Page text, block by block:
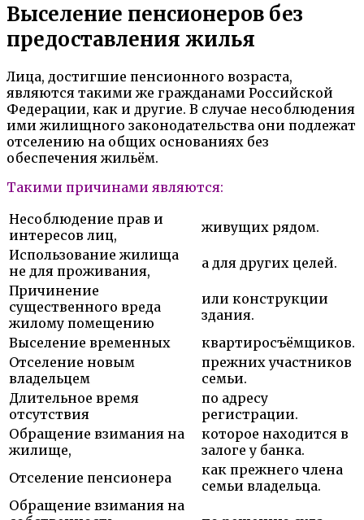
Выселение пенсионеров без
предоставления жилья
Лица, достигшие пенсионного возраста,
являются такими же гражданами Российской
Федерации, как и другие. В случае несоблюдения
ими жилищного законодательства они подлежат
отселению на общих основаниях без
обеспечения жильём.
Такими причинами являются:
Несоблюдение прав и
интересов лиц,
живущих рядом.
Использование жилища
не для проживания,
а для других целей.
Причинение
существенного вреда
жилому помещению
или конструкции
здания.
Выселение временных
квартиросъёмщиков.
Отселение новым
владельцем
прежних участников
семьи.
Длительное время
отсутствия
по адресу
регистрации.
Обращение взимания на
жилище,
которое находится в
залоге у банка.
Отселение пенсионера
как прежнего члена
семьи владельца.
Обращение взимания на